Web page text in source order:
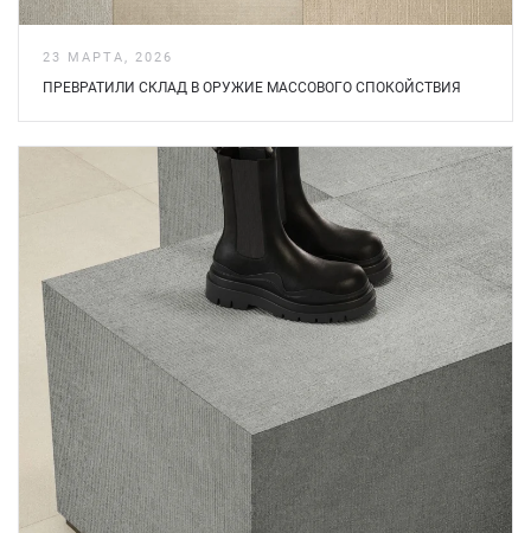
23 МАРТА, 2026
ПРЕВРАТИЛИ СКЛАД В ОРУЖИЕ МАССОВОГО СПОКОЙСТВИЯ